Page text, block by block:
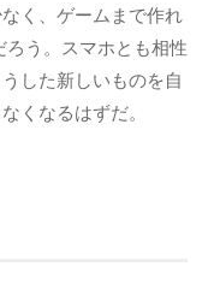
く、ゲームまで作れ
う。スマホとも相性
した新しいものを自
くなるはずだ。